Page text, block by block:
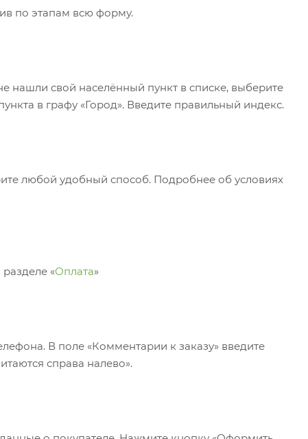
по этапам всю форму.
нашли свой населённый пункт в списке, выберите
в графу «Город». Введите правильный индекс.
любой удобный способ. Подробнее об условиях
«Оплата»
В поле «Комментарии к заказу» введите
справа налево».